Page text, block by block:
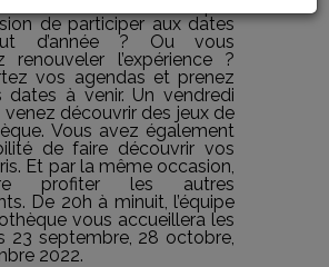
de participer aux dates
d’année ? Ou vous
renouveler l’expérience ?
vos agendas et prenez
dates à venir. Un vendredi
venez découvrir des jeux de
Vous avez également
de faire découvrir vos
Et par la même occasion,
profiter les autres
De 20h à minuit, l’équipe
vous accueillera les
23 septembre, 28 octobre,
2022.